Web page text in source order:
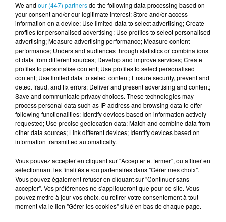
www.digital-inspirationnel.bzh
www.rmn.bzh
Cet élément est masqué compte-tenu du refus
du dépôt de cookies que vous avez exprimé. Si
vous souhaitez l'afficher, merci de nous donner
votre accord en cliquant sur le bouton ci-
dessous.
Afficher l'élément
TITRES DIFFUSÉS Voir plus
7h38
7h38 7h34
7h34 7h26
7h26
We and our (447) partnersdo the following data processing based on
your consent and/or our legitimate interest: Store and/or access
information on a device; Use limited data to select advertising; Create
profiles for personalised advertising; Use profiles to select personalised
advertising; Measure advertising performance; Measure content
performance; Understand audiences through statistics or combinations
of data from different sources; Develop and improve services; Create
profiles to personalise content; Use profiles to select personalised
content; Use limited data to select content; Ensure security, prevent and
detect fraud, and fix errors; Deliver and present advertising and content;
Save and communicate privacy choices. These technologies may
process personal data such as IP address and browsing data to offer
following functionalities: Identify devices based on information actively
requested; Use precise geolocation data; Match and combine data from
other data sources; Link different devices; Identify devices based on
information transmitted automatically.
Vous pouvez accepter en cliquant sur "Accepter et fermer", ou affiner en
sélectionnant les finalités et/ou partenaires dans "Gérer mes choix".
Vous pouvez également refuser en cliquant sur "Continuer sans
accepter". Vos préférences ne s'appliqueront que pour ce site. Vous
pouvez mettre à jour vos choix, ou retirer votre consentement à tout
moment via le lien "Gérer les cookies" situé en bas de chaque page.